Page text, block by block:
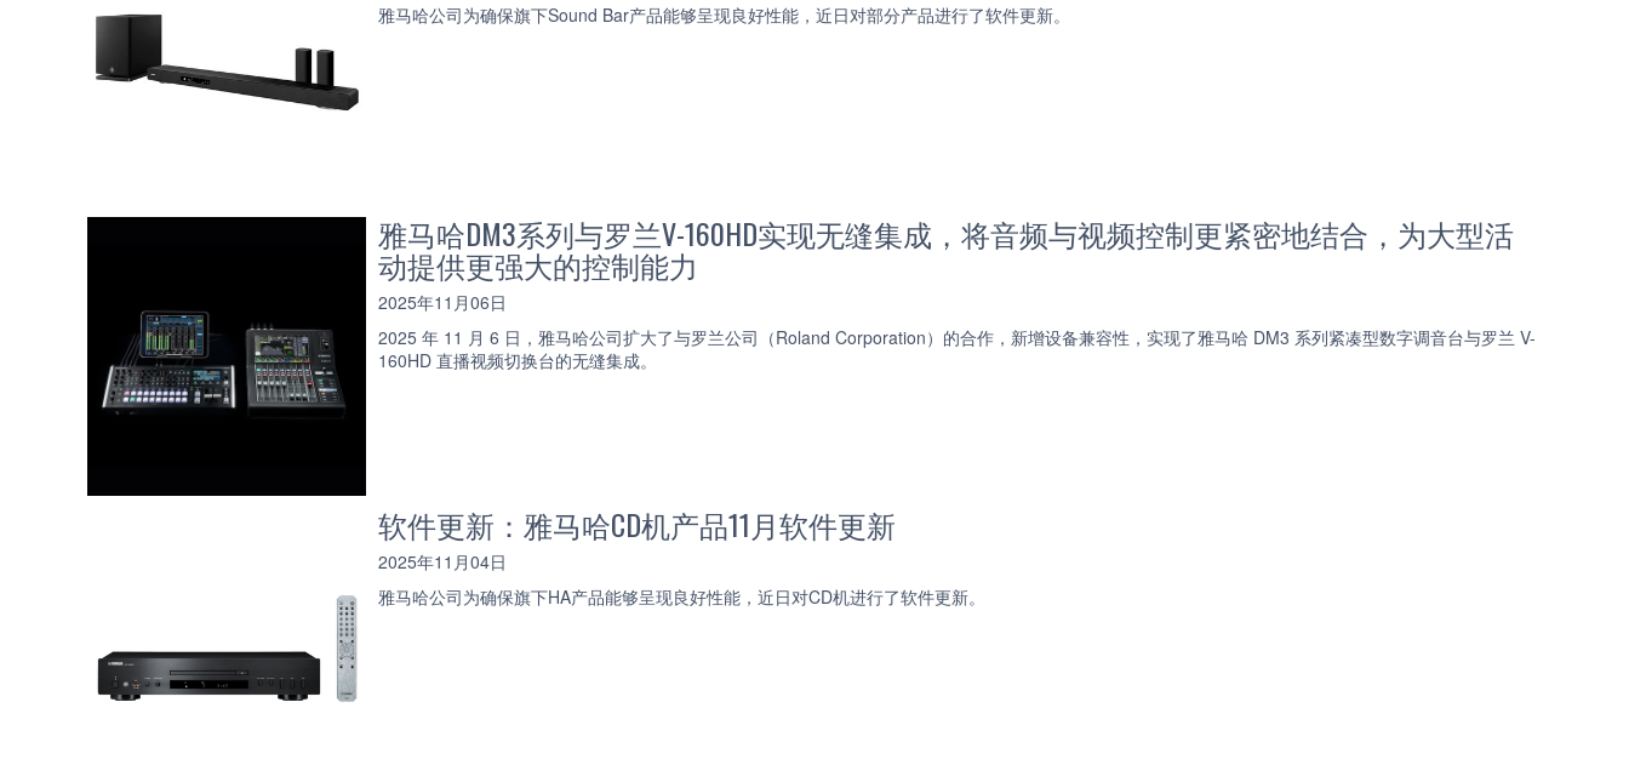
雅马哈公司为确保旗下Sound Bar产品能够呈现良好性能，近日对部分产品进行了软件更新。
雅马哈DM3系列与罗兰V-160HD实现无缝集成，将音频与视频控制更紧密地结合，为大型活
动提供更强大的控制能力
2025年11月06日
2025 年 11 月 6 日，雅马哈公司扩大了与罗兰公司（Roland Corporation）的合作，新增设备兼容性，实现了雅马哈 DM3 系列紧凑型数字调音台与罗兰 V-
160HD 直播视频切换台的无缝集成。
软件更新：雅马哈CD机产品11月软件更新
2025年11月04日
雅马哈公司为确保旗下HA产品能够呈现良好性能，近日对CD机进行了软件更新。